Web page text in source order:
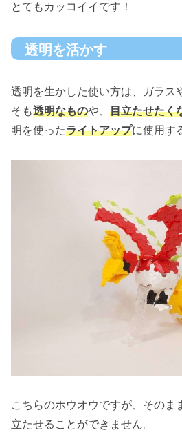
とてもカッコイイです！
透明を活かす
透明を生かした使い方は、ガラス
そも透明なものや、 目立たせたく
明を使ったライトアップに使用す
こちらのホウオウですが、そのま
立たせることができません。